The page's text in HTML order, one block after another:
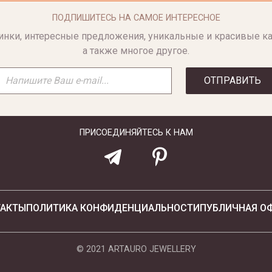
ПОДПИШИТЕСЬ НА САМОЕ ИНТЕРЕСНОЕ
интересные предложения, уникальные и красивые
а также многое другое.
ОТПРАВИТЬ
ПРИСОЕДИНЯЙТЕСЬ К НАМ
ПОЛИТИКА КОНФИДЕНЦИАЛЬНОСТИПУБЛИЧНАЯ
© 2021 ARTAURO JEWELLERY